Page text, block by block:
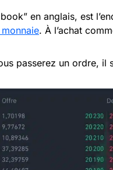
en anglais, est
. À l’achat
passerez un ordre, il